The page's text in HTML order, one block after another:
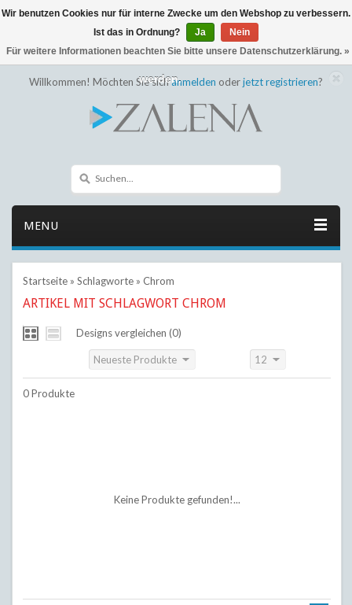
Willkommen! Möchten Sie sichanmelden oderjetzt registrieren?
MENU
Startseite» Schlagworte» Chrom
ARTIKEL MIT SCHLAGWORT CHROM
Designs vergleichen (0)
Neueste Produkte 12
0 Produkte
Keine Produkte gefunden!...
Wir benutzen Cookies nur für interne Zwecke um den Webshop zu verbessern.
Ist das in Ordnung?
Ja
Nein
Für weitere Informationen beachten Sie bitte unsere Datenschutzerklärung. »
← Zurück zum BackofficeDieser Shop befindet sich im Aufbau
Eventuell können nicht alle Bestellungen eingehalten oder erfüllt
werden.